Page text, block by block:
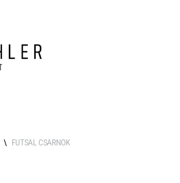
FUTSAL CSARNOK